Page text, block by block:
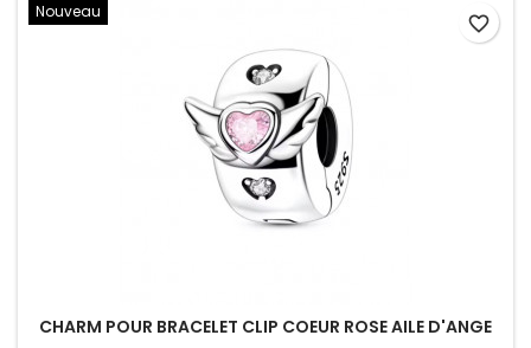
Nouveau
CHARM POUR BRACELET CLIP COEUR ROSE AILE D'ANGE
favorite_border